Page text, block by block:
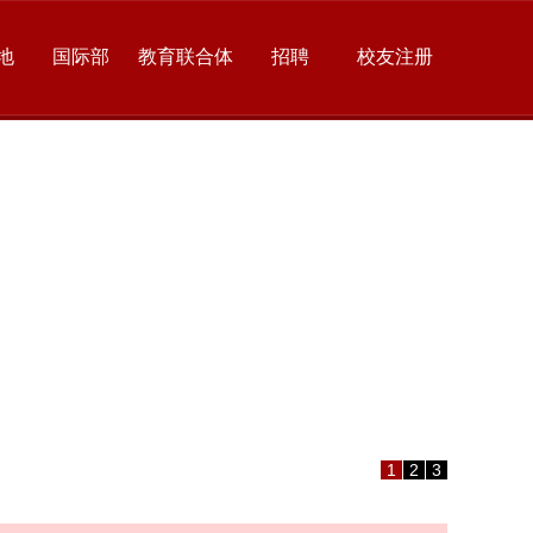
国际部 教育联合体 招聘 校友注册
1 2 3